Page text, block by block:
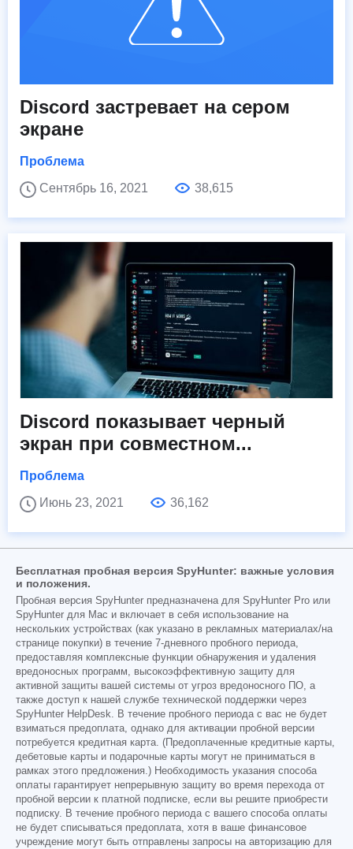
Discord застревает на сером
экране
Проблема
Сентябрь 16, 2021
38,615
Discord показывает черный
экран при совместном...
Проблема
Июнь 23, 2021
36,162
Бесплатная пробная версия SpyHunter: важные условия
и положения.
Пробная версия SpyHunter предназначена для SpyHunter Pro или
SpyHunter для Mac и включает в себя использование на
нескольких устройствах (как указано в рекламных материалах/на
странице покупки) в течение 7-дневного пробного периода,
предоставляя комплексные функции обнаружения и удаления
вредоносных программ, высокоэффективную защиту для
активной защиты вашей системы от угроз вредоносного ПО, а
также доступ к нашей службе технической поддержки через
SpyHunter HelpDesk. В течение пробного периода с вас не будет
взиматься предоплата, однако для активации пробной версии
потребуется кредитная карта. (Предоплаченные кредитные карты,
дебетовые карты и подарочные карты могут не приниматься в
рамках этого предложения.) Необходимость указания способа
оплаты гарантирует непрерывную защиту во время перехода от
пробной версии к платной подписке, если вы решите приобрести
подписку. В течение пробного периода с вашего способа оплаты
не будет списываться предоплата, хотя в ваше финансовое
учреждение могут быть отправлены запросы на авторизацию для